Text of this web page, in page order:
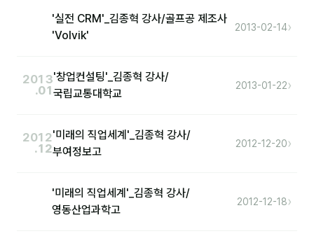
담당자·교육생 피드백
온라인강의 수강 후기
'실전 CRM'_김종혁 강사/골프공 제조사
'Volvik'
2013-02-14›
2013
.01
'창업컨설팅'_김종혁 강사/
국립교통대학교
2013-01-22›
2012
.12
'미래의 직업세계'_김종혁 강사/
부여정보고
2012-12-20›
'미래의 직업세계'_김종혁 강사/
영동산업과학고
2012-12-18›